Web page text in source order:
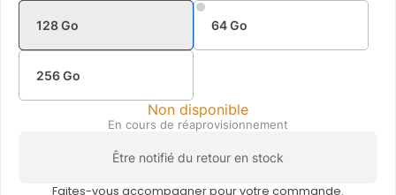
128 Go 64 Go
256 Go
Non disponible
En cours de réaprovisionnement
Être notifié du retour en stock
Faites-vous accompagner pour votre commande.